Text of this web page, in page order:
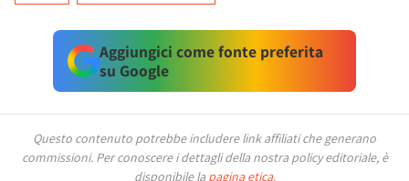
Aggiungici come fonte preferita
su Google
Questo contenuto potrebbe includere link affiliati che generano
commissioni. Per conoscere i dettagli della nostra policy editoriale, è
disponibile la pagina etica.